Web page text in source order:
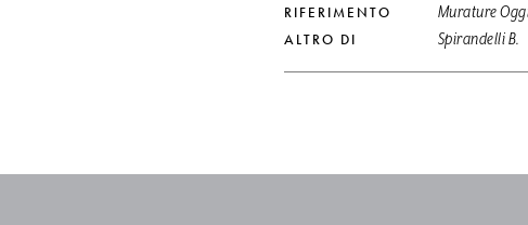
RIFERIMENTO
Murature Oggi
ALTRO DI
Spirandelli B.